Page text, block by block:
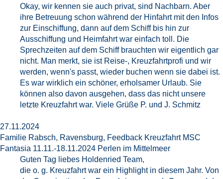
Okay, wir kennen sie auch privat, sind Nachbarn. Aber
ihre Betreuung schon während der Hinfahrt mit den Infos
zur Einschiffung, dann auf dem Schiff bis hin zur
Ausschiffung und Heimfahrt war einfach toll. Die
Sprechzeiten auf dem Schiff brauchten wir eigentlich gar
nicht. Man merkt, sie ist Reise-, Kreuzfahrtprofi und wir
werden, wenn's passt, wieder buchen wenn sie dabei ist.
Es war wirklich ein schöner, erholsamer Urlaub. Sie
können also davon ausgehen, dass das nicht unsere
letzte Kreuzfahrt war. Viele Grüße P. und J. Schmitz
27.11.2024
Familie Rabsch, Ravensburg, Feedback Kreuzfahrt MSC
Fantasia 11.11.-18.11.2024 Perlen im Mittelmeer
Guten Tag liebes Holdenried Team,
die o. g. Kreuzfahrt war ein Highlight in diesem Jahr. Von